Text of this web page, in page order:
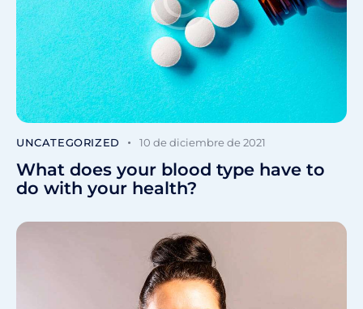
UNCATEGORIZED 10 de diciembre de 2021
What does your blood type have to
do with your health?